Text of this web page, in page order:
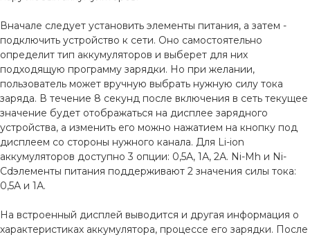
Вначале следует установить элементы питания, а затем -
подключить устройство к сети. Оно самостоятельно
определит тип аккумуляторов и выберет для них
подходящую программу зарядки. Но при желании,
пользователь может вручную выбрать нужную силу тока
заряда. В течение 8 секунд после включения в сеть текущее
значение будет отображаться на дисплее зарядного
устройства, а изменить его можно нажатием на кнопку под
дисплеем со стороны нужного канала. Для Li-ion
аккумуляторов доступно 3 опции: 0,5А, 1А, 2А. Ni-Mh и Ni-
Cdэлементы питания поддерживают 2 значения силы тока:
0,5А и 1А.
На встроенный дисплей выводится и другая информация о
характеристиках аккумулятора, процессе его зарядки. После